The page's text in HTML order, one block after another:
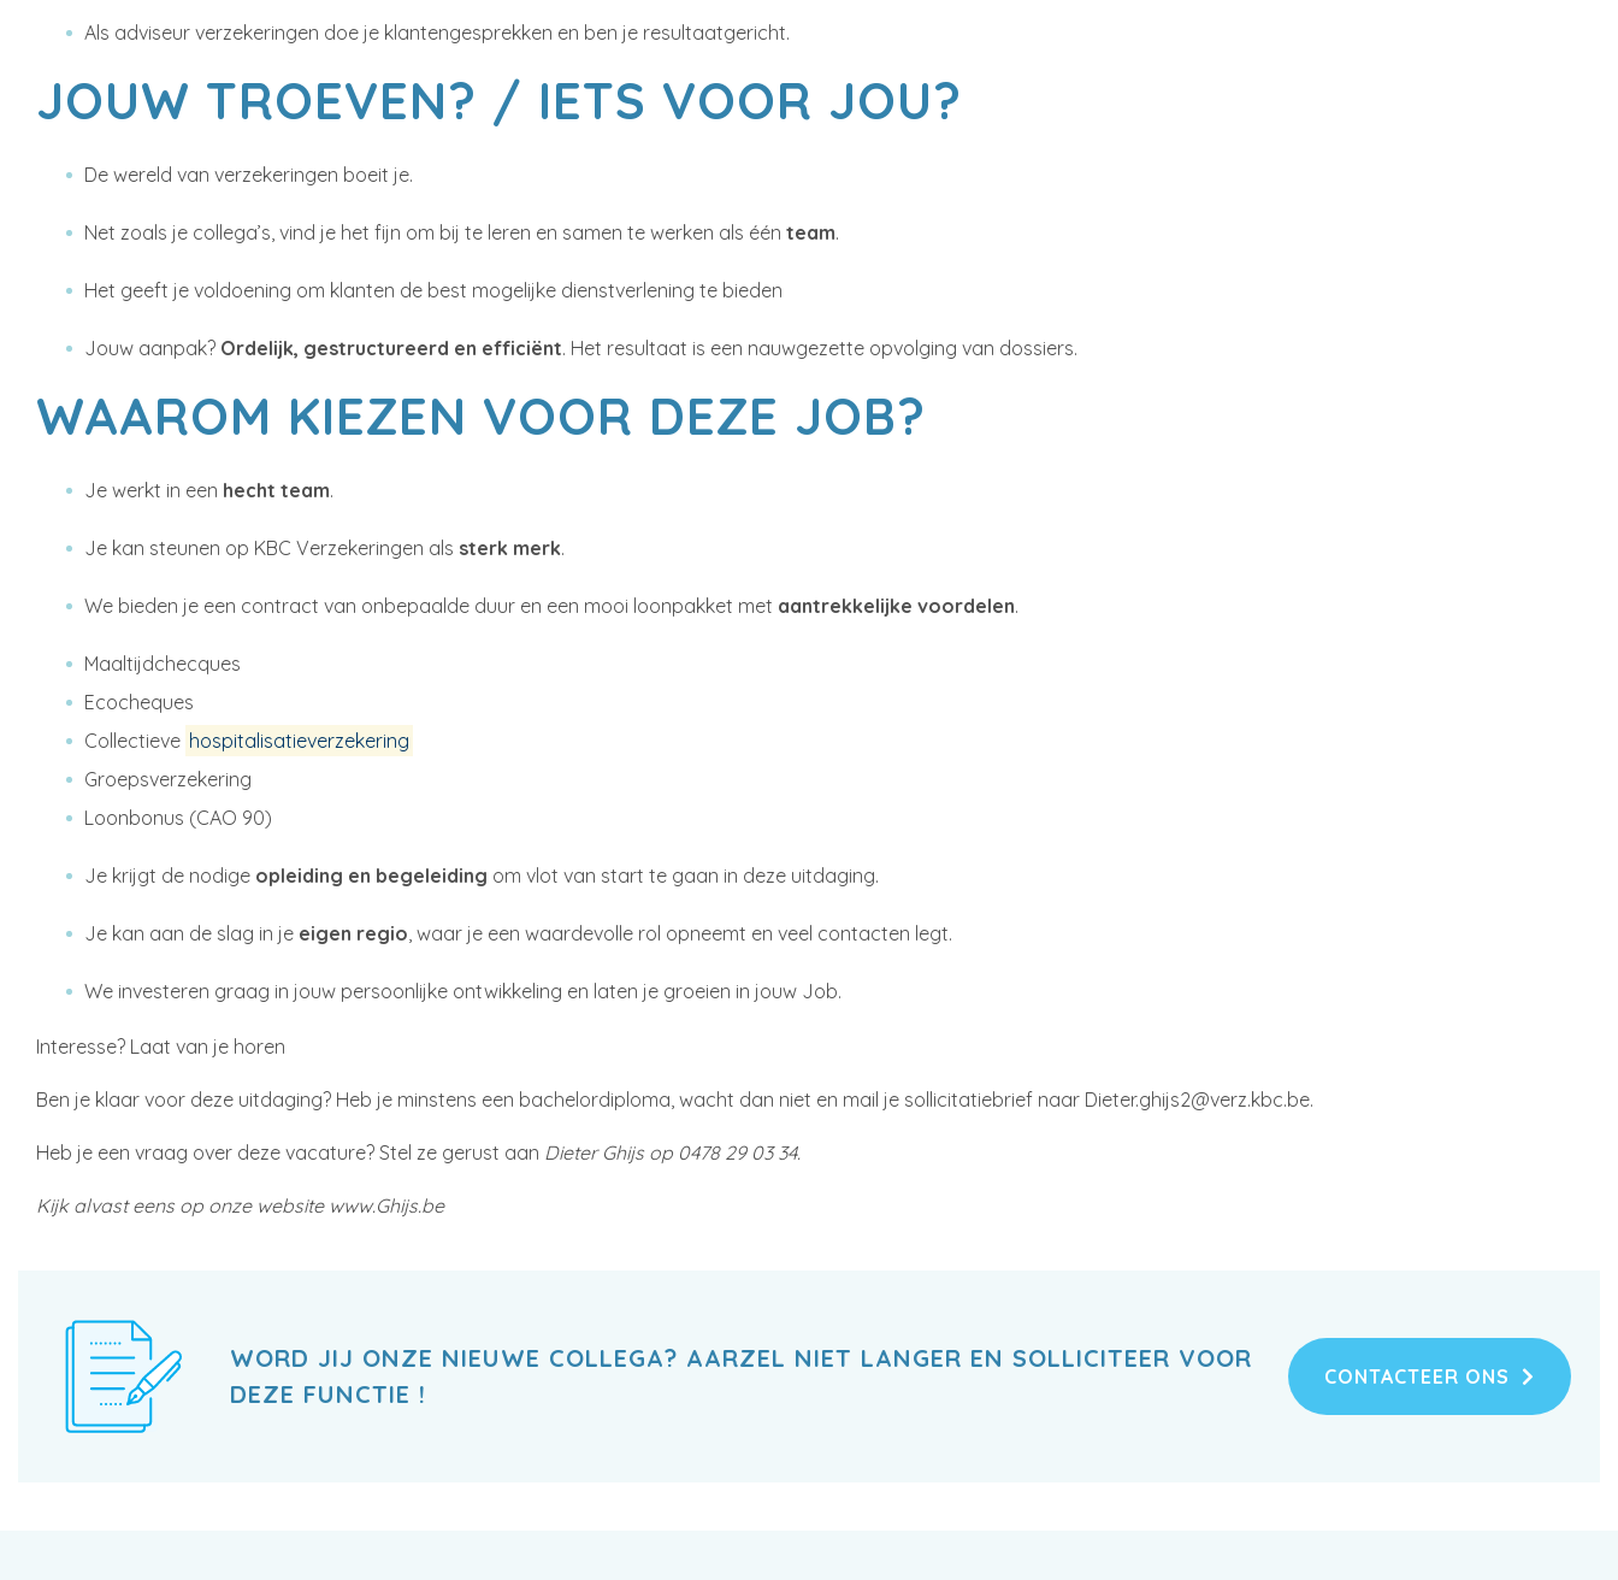
Als adviseur verzekeringen doe je klantengesprekken en ben je resultaatgericht.
JOUW TROEVEN? / IETS VOOR JOU?
De wereld van verzekeringen boeit je.
Net zoals je collega’s, vind je het fijn om bij te leren en samen te werken als één team.
Het geeft je voldoening om klanten de best mogelijke dienstverlening te bieden
Jouw aanpak? Ordelijk, gestructureerd en efficiënt. Het resultaat is een nauwgezette opvolging van dossiers.
WAAROM KIEZEN VOOR DEZE JOB?
Je werkt in een hecht team.
Je kan steunen op KBC Verzekeringen als sterk merk.
We bieden je een contract van onbepaalde duur en een mooi loonpakket met aantrekkelijke voordelen.
Maaltijdchecques
Ecocheques
Collectieve hospitalisatieverzekering
Groepsverzekering
Loonbonus (CAO 90)
Je krijgt de nodige opleiding en begeleiding om vlot van start te gaan in deze uitdaging.
Je kan aan de slag in je eigen regio, waar je een waardevolle rol opneemt en veel contacten legt.
We investeren graag in jouw persoonlijke ontwikkeling en laten je groeien in jouw Job.
Interesse? Laat van je horen
Ben je klaar voor deze uitdaging? Heb je minstens een bachelordiploma, wacht dan niet en mail je sollicitatiebrief naar Dieter.ghijs2@verz.kbc.be.
Heb je een vraag over deze vacature? Stel ze gerust aan Dieter Ghijs op 0478 29 03 34.
Kijk alvast eens op onze website www.Ghijs.be
WORD JIJ ONZE NIEUWE COLLEGA? AARZEL NIET LANGER EN SOLLICITEER VOOR
DEZE FUNCTIE !
CONTACTEER ONS